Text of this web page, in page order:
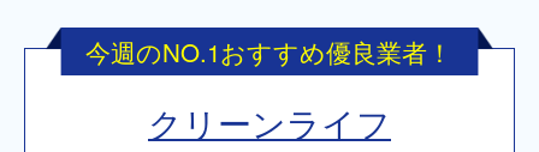
今週のNO.1おすすめ優良業者！
クリーンライフ